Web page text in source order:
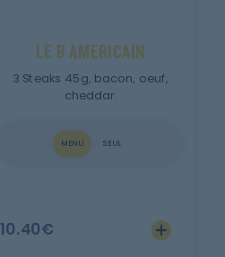
LE B AMERICAIN
3 Steaks 45g, bacon, oeuf,
cheddar.
MENU SEUL
10.40€